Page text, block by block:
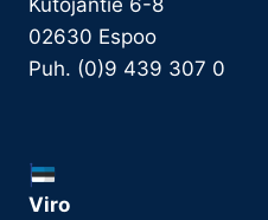
Kutojantie 6-8
02630 Espoo
Puh. (0)9 439 307 0
Viro